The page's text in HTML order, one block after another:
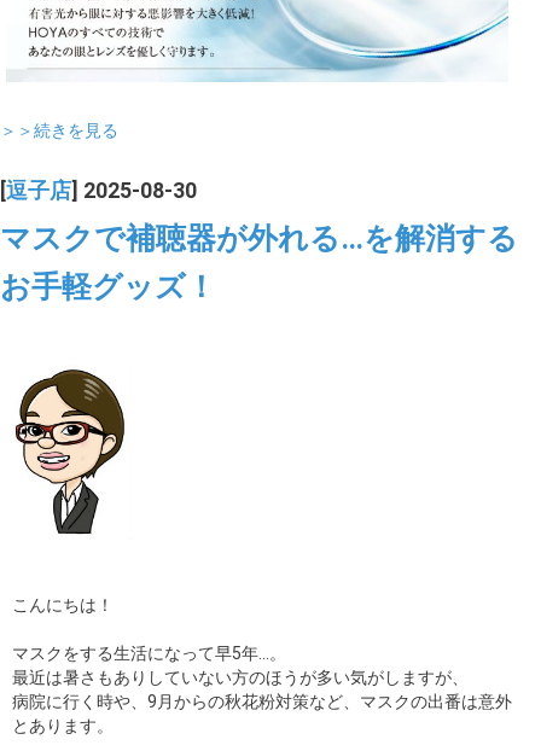
＞＞続きを見る
逗子店 ] 2025-08-30
マスクで補聴器が外れる…を解消する
お手軽グッズ！
こんにちは！
マスクをする生活になって早5年…。
最近は暑さもありしていない方のほうが多い気がしますが、
病院に行く時や、9月からの秋花粉対策など、マスクの出番は意外
とあります。